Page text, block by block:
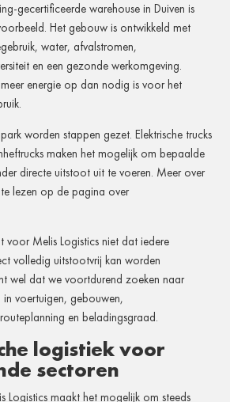
gecertificeerde warehouse in Duiven is
Het gebouw is ontwikkeld met
water, afvalstromen,
en een gezonde werkomgeving.
energie op dan nodig is voor het
worden stappen gezet. Elektrische trucks
maken het mogelijk om bepaalde
directe uitstoot uit te voeren. Meer over
lezen op de pagina over
voor Melis Logistics niet dat iedere
volledig uitstootvrij kan worden
wel dat we voortdurend zoeken naar
voertuigen, gebouwen,
en beladingsgraad.
logistiek voor
sectoren
Logistics maakt het mogelijk om steeds